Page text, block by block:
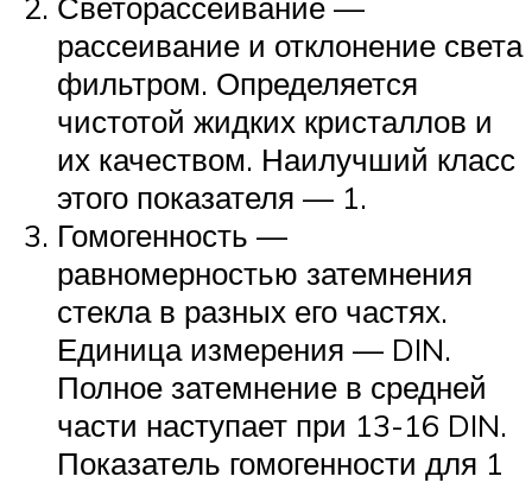
рассеивание и отклонение света
фильтром. Определяется
чистотой жидких кристаллов и
их качеством. Наилучший класс
этого показателя — 1.
Гомогенность —
равномерностью затемнения
стекла в разных его частях.
Единица измерения — DIN.
Полное затемнение в средней
части наступает при 13-16 DIN.
Показатель гомогенности для 1